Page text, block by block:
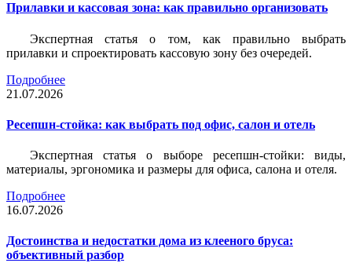
Прилавки и кассовая зона: как правильно организовать
Экспертная статья о том, как правильно выбрать
прилавки и спроектировать кассовую зону без очередей.
Подробнее
21.07.2026
Ресепшн-стойка: как выбрать под офис, салон и отель
Экспертная статья о выборе ресепшн-стойки: виды,
материалы, эргономика и размеры для офиса, салона и отеля.
Подробнее
16.07.2026
Достоинства и недостатки дома из клееного бруса:
объективный разбор